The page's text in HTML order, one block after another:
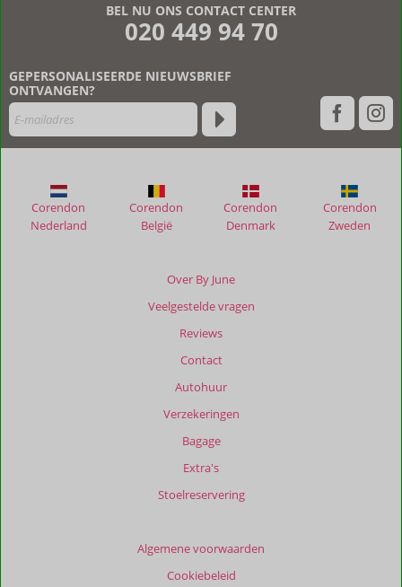
na
hun
verblijf
in
Beoordelingen
BEL NU ONS CONTACT CENTER
020 449 94 70
GEPERSONALISEERDE NIEUWSBRIEF
ONTVANGEN?
Over By June
Veelgestelde vragen
Reviews
Contact
Autohuur
Verzekeringen
Bagage
Extra's
Stoelreservering
Algemene voorwaarden
Cookiebeleid
Corendon
Nederland
Corendon
België
Corendon
Denmark
Corendon
Zweden